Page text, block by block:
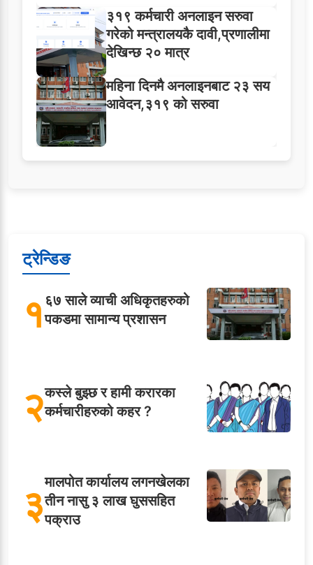
३१९ कर्मचारी अनलाइन सरुवा
गरेको मन्त्रालयकै दावी,प्रणालीमा
देखिन्छ २० मात्र
महिना दिनमै अनलाइनबाट २३ सय
आवेदन,३१९ को सरुवा
ट्रेन्डिङ
१६७ साले व्याची अधिकृतहरुको
पकडमा सामान्य प्रशासन
२कस्ले बुझ्छ र हामी करारका
कर्मचारीहरुको कहर ?
३मालपोत कार्यालय लगनखेलका
तीन नासु ३ लाख घुससहित
पक्राउ